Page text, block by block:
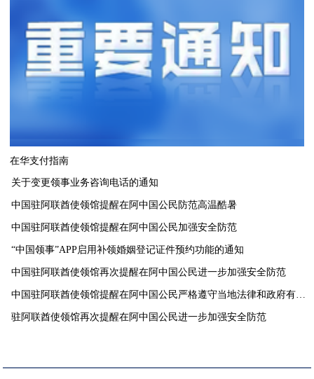
在华支付指南
关于变更领事业务咨询电话的通知
中国驻阿联酋使领馆提醒在阿中国公民防范高温酷暑
中国驻阿联酋使领馆提醒在阿中国公民加强安全防范
“中国领事”APP启用补领婚姻登记证件预约功能的通知
中国驻阿联酋使领馆再次提醒在阿中国公民进一步加强安全防范
中国驻阿联酋使领馆提醒在阿中国公民严格遵守当地法律和政府有关
要求
驻阿联酋使领馆再次提醒在阿中国公民进一步加强安全防范